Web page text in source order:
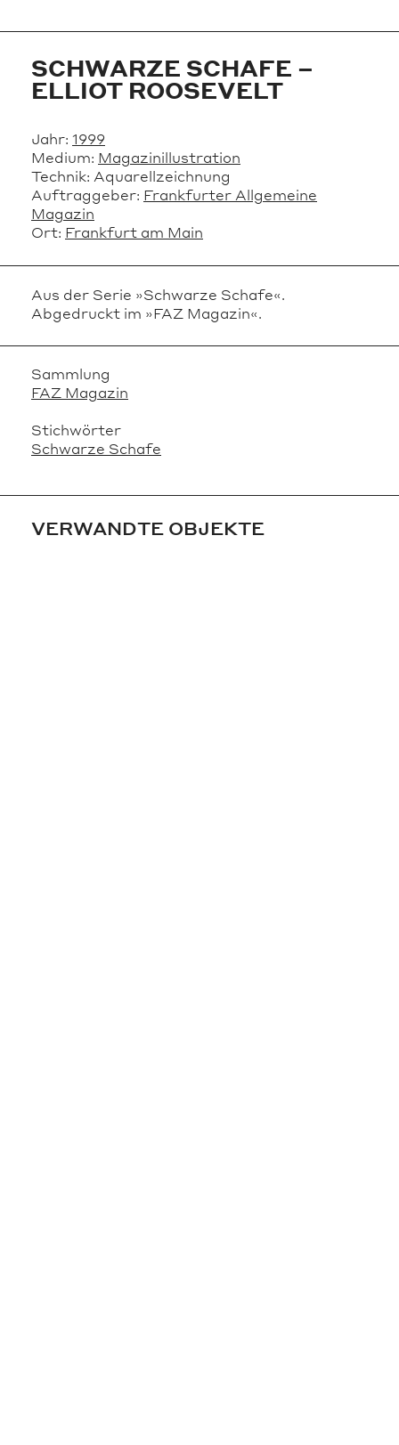
SCHWARZE SCHAFE –
ELLIOT ROOSEVELT
Jahr: 1999
Medium: Magazinillustration
Technik: Aquarellzeichnung
Auftraggeber: Frankfurter Allgemeine
Magazin
Ort: Frankfurt am Main
Aus der Serie »Schwarze Schafe«.
Abgedruckt im »FAZ Magazin«.
Sammlung
FAZ Magazin
Stichwörter
Schwarze Schafe
VERWANDTE OBJEKTE